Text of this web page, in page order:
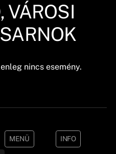
VÁROSI
nincs esemény.
MENÜ INFO